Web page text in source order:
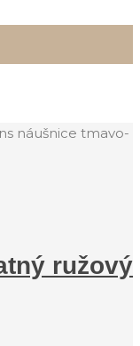
náušnice tmavo-
ružový